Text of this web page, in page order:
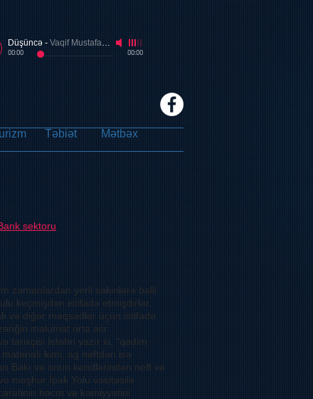
Düşüncə - Vaqif Mustafazadə
00:00 00:00
Təbiət Mətbəx
sektoru
zamanlardan yerli sakinlərə bəlli
keçmişdən istifadə etmişdirlər.
və diğər məqsədlər üçün istifadə
məlumat orta əsr
tarixçisi İstəhri yazır ki, "qədim
kimi, ag neftdən isə
Bakı və onun kəndlərindən neft və
məşhur İpək Yolu vasitəsilə
həcm və kəmiyyətini